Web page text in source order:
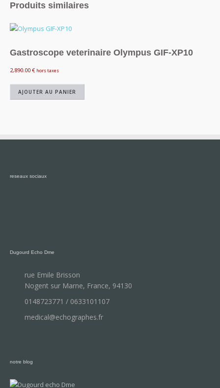
Produits similaires
Gastroscope veterinaire Olympus GIF-XP10
2,890.00 € hors taxes
AJOUTER AU PANIER
reseaux sociaux
Dugourd Echo Dme
rue Emile Brisson
Nogent sur Marne, France, 94130
0148723771 / 0633101107
medical@echographes.fr
notre blog